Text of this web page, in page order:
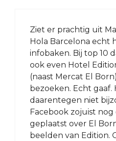
Ziet er prachtig uit
Hola Barcelona echt
infobaken. Bij top 10
ook even Hotel
(naast Mercat El
bezoeken. Echt gaaf.
daarentegen niet
Facebook zojuist
geplaatst over El
beelden van Edition.